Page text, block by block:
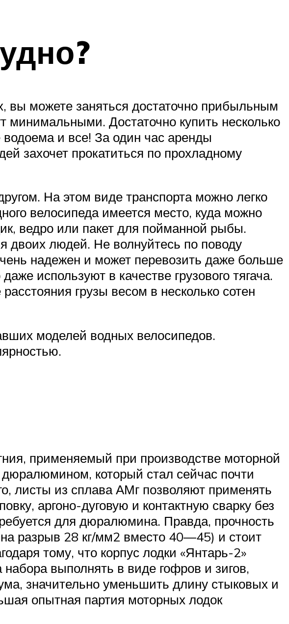
вы можете заняться достаточно прибыльным
минимальными. Достаточно купить несколько
и все! За один час аренды
захочет прокатиться по прохладному
На этом виде транспорта можно легко
велосипеда имеется место, куда можно
ведро или пакет для пойманной рыбы.
двоих людей. Не волнуйтесь по поводу
надежен и может перевозить даже больше
используют в качестве грузового тягача.
грузы весом в несколько сотен
моделей водных велосипедов.
применяемый при производстве моторной
который стал сейчас почти
листы из сплава АМг позволяют применять
аргоно-дуговую и контактную сварку без
для дюралюмина. Правда, прочность
разрыв 28 кг/мм2 вместо 40—45) и стоит
тому, что корпус лодки «Янтарь-2»
выполнять в виде гофров и зигов,
значительно уменьшить длину стыковых и
опытная партия моторных лодок